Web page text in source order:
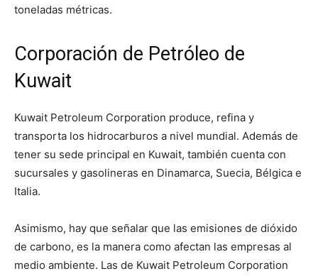
toneladas métricas.
Corporación de Petróleo de
Kuwait
Kuwait Petroleum Corporation produce, refina y
transporta los hidrocarburos a nivel mundial. Además de
tener su sede principal en Kuwait, también cuenta con
sucursales y gasolineras en Dinamarca, Suecia, Bélgica e
Italia.
Asimismo, hay que señalar que las emisiones de dióxido
de carbono, es la manera como afectan las empresas al
medio ambiente. Las de Kuwait Petroleum Corporation